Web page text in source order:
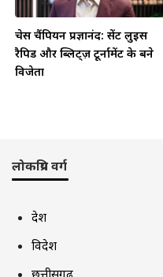
चेस चैंपियन प्रज्ञानंद: सेंट लुइस
रैपिड और ब्लिट्ज़ टूर्नामेंट के बने
विजेता
लोकप्रिय वर्ग
देश
विदेश
छत्तीसगढ़